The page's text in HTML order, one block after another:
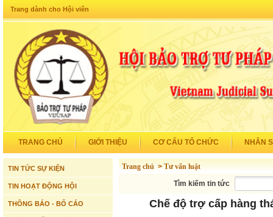
Trang dành cho Hội viên
TRANG CHỦ GIỚI THIỆU CƠ CẤU TỔ CHỨC NHÂN
TIN TỨC SỰ KIỆN
TIN HOẠT ĐỘNG HỘI
THÔNG BÁO - BỐ CÁO
Trang chủ > Tư vấn luật
Tìm kiếm tin tức
Chế độ trợ cấp hàng